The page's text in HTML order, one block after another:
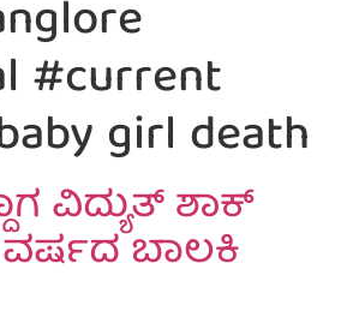
#current
girl death
ವಿದ್ಯುತ್‌ ಶಾಕ್‌
ವರ್ಷದ ಬಾಲಕಿ